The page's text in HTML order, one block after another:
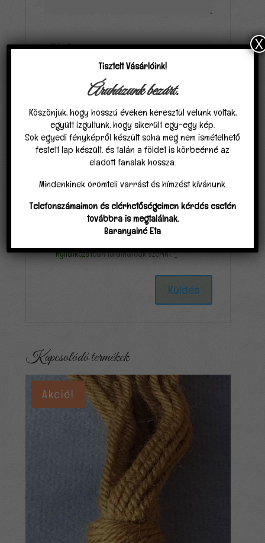
Elfogadom, hogy a carpathiagobelin.hu tárolja
nyilatkozatban találhatóak szerint.*
Kapcsolódó termékek
Akció!
Tisztelt Vásárlóink!
Áruházunk bezárt.
Köszönjük, hogy hosszú éveken keresztül velünk voltak,
együtt izgultunk, hogy sikerült egy-egy kép.
Sok egyedi fényképről készült soha meg nem ismételhető
festett lap készült, és talán a földet is körbeérné az
eladott fanalak hossza.
Mindenkinek örömteli varrást és hímzést kívánunk.
Telefonszámaimon és elérhetőségeimen kérdés esetén
továbbra is megtalálnak.
Baranyainé Eta
X